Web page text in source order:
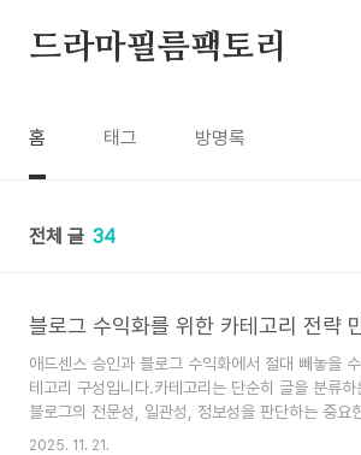
드라마필름팩토리
홈 태그 방명록
전체 글 34
블로그 수익화를 위한 카테고리 전략
애드센스 승인과 블로그 수익화에서 절대 빼놓을
테고리 구성입니다.카테고리는 단순히 글을 분류하
블로그의 전문성, 일관성, 정보성을 판단하는 중요
글에서는 승인률을 높이고, 수익화에 유리한 블로그
2025. 11. 21.